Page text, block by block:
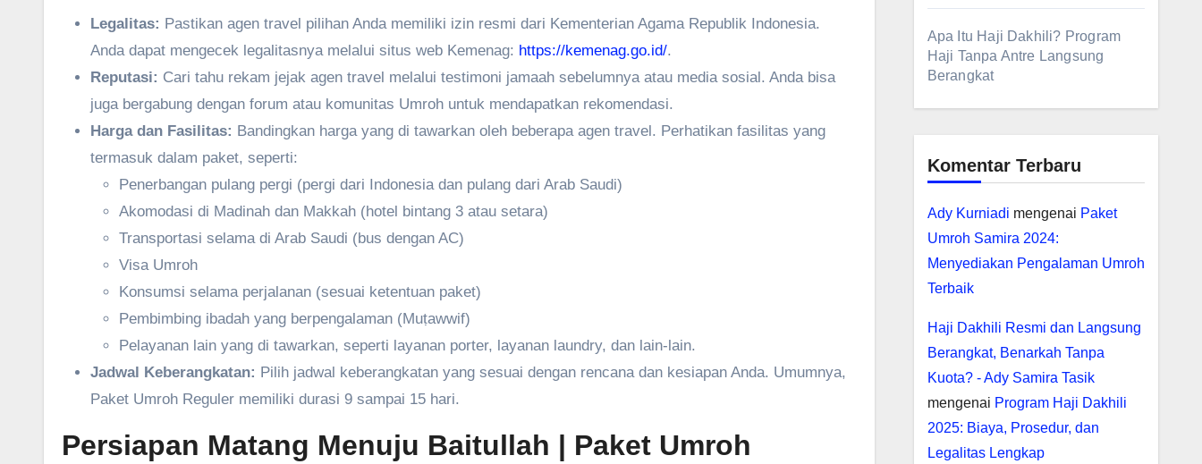
Legalitas: Pastikan agen travel pilihan Anda memiliki izin resmi dari Kementerian Agama Republik Indonesia.
Anda dapat mengecek legalitasnya melalui situs web Kemenag: https://kemenag.go.id/.
Reputasi: Cari tahu rekam jejak agen travel melalui testimoni jamaah sebelumnya atau media sosial. Anda bisa
juga bergabung dengan forum atau komunitas Umroh untuk mendapatkan rekomendasi.
Harga dan Fasilitas: Bandingkan harga yang di tawarkan oleh beberapa agen travel. Perhatikan fasilitas yang
termasuk dalam paket, seperti:
Penerbangan pulang pergi (pergi dari Indonesia dan pulang dari Arab Saudi)
Akomodasi di Madinah dan Makkah (hotel bintang 3 atau setara)
Transportasi selama di Arab Saudi (bus dengan AC)
Visa Umroh
Konsumsi selama perjalanan (sesuai ketentuan paket)
Pembimbing ibadah yang berpengalaman (Muṭawwif)
Pelayanan lain yang di tawarkan, seperti layanan porter, layanan laundry, dan lain-lain.
Jadwal Keberangkatan: Pilih jadwal keberangkatan yang sesuai dengan rencana dan kesiapan Anda. Umumnya,
Paket Umroh Reguler memiliki durasi 9 sampai 15 hari.
Persiapan Matang Menuju Baitullah | Paket Umroh
Apa Itu Haji Dakhili? Program
Haji Tanpa Antre Langsung
Berangkat
Komentar Terbaru
Ady Kurniadi mengenai Paket
Umroh Samira 2024:
Menyediakan Pengalaman Umroh
Terbaik
Haji Dakhili Resmi dan Langsung
Berangkat, Benarkah Tanpa
Kuota? - Ady Samira Tasik
mengenai Program Haji Dakhili
2025: Biaya, Prosedur, dan
Legalitas Lengkap